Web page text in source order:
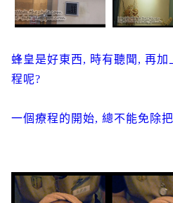
蜂皇是好東西, 時有聽聞, 再
程呢?
一個療程的開始, 總不能免除